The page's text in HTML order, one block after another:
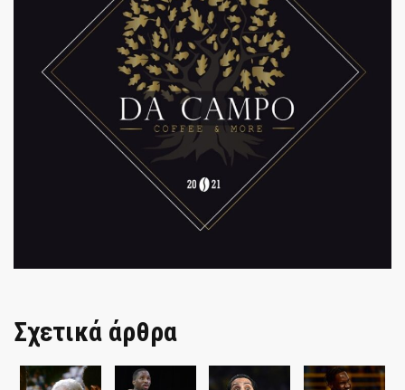
Σχετικά άρθρα